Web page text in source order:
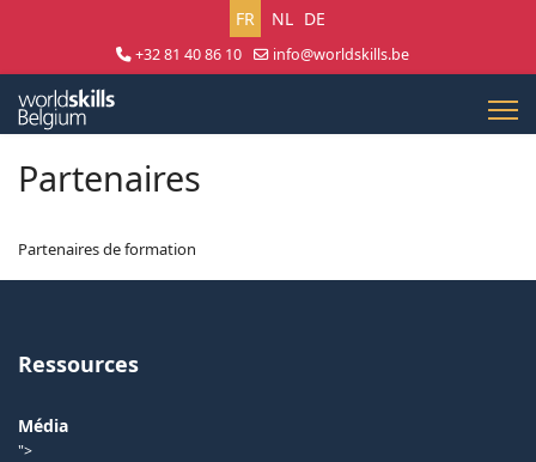
Sélectionnez votre langue
FR NL DE
+32 81 40 86 10
info@worldskills.be
Partenaires
Partenaires de formation
Ressources
Média
">